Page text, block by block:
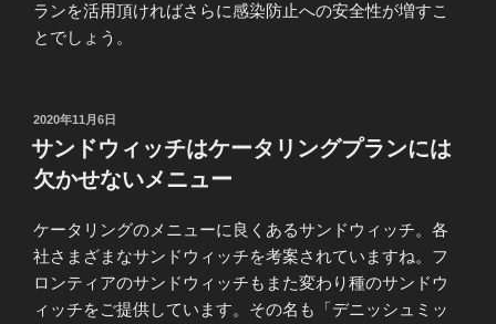
ランを活用頂ければさらに感染防止への安全性が増すこ
とでしょう。
投
稿
日:
2020年11月6日
サンドウィッチはケータリングプランには
欠かせないメニュー
ケータリングのメニューに良くあるサンドウィッチ。各
社さまざまなサンドウィッチを考案されていますね。フ
ロンティアのサンドウィッチもまた変わり種のサンドウ
ィッチをご提供しています。その名も「デニッシュミッ